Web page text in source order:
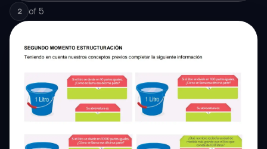
2 of 5